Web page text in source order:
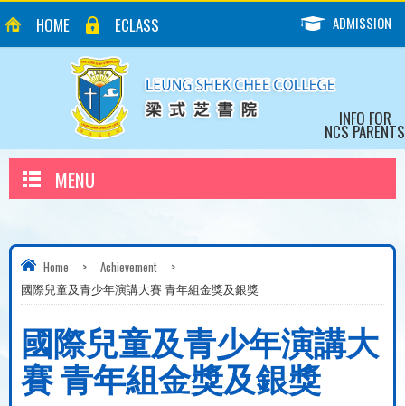
HOME ECLASS ADMISSION
INFO FOR
NCS PARENTS
MENU
Home > Achievement
>
國際兒童及青少年演講大賽 青年組金獎及銀獎
國際兒童及青少年演講大
賽 青年組金獎及銀獎